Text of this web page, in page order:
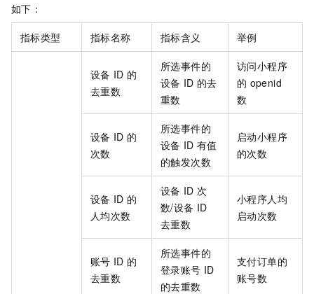
如下：
指标类型 指标名称 指标含义 举例
设备 ID 的
去重数
所选事件的
设备 ID 的去
重数
访问小程序
的 openid
数
设备 ID 的
次数
所选事件的
设备 ID 有值
的触发次数
启动小程序
的次数
设备 ID 的
人均次数
设备 ID 次
数/设备 ID
去重数
小程序人均
启动次数
账号 ID 的
去重数
所选事件的
登录账号 ID
的去重数
支付订单的
账号数